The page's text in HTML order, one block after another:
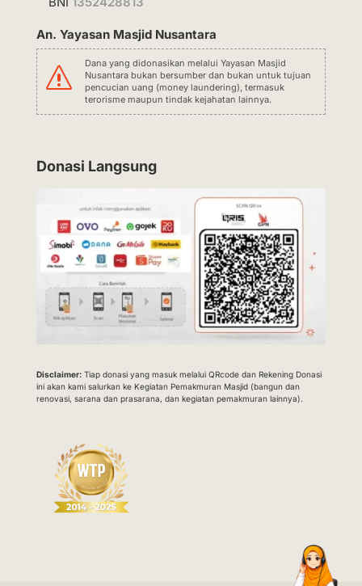
An. Yayasan Masjid Nusantara
s
Dana yang didonasikan melalui Yayasan Masjid
Nusantara bukan bersumber dan bukan untuk tujuan
pencucian uang (money laundering), termasuk
terorisme maupun tindak kejahatan lainnya.
Donasi Langsung
Disclaimer:Tiap donasi yang masuk melalui QRcode dan Rekening Donasi
ini akan kami salurkan ke Kegiatan Pemakmuran Masjid (bangun dan
renovasi, sarana dan prasarana, dan kegiatan pemakmuran lainnya).